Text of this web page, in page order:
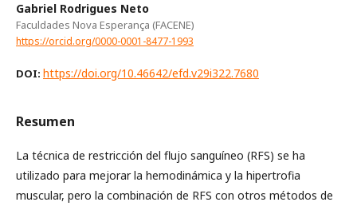
Gabriel Rodrigues Neto
Faculdades Nova Esperança (FACENE)
https://orcid.org/0000-0001-8477-1993
DOI: https://doi.org/10.46642/efd.v29i322.7680
Resumen
La técnica de restricción del flujo sanguíneo (RFS) se ha
utilizado para mejorar la hemodinámica y la hipertrofia
muscular, pero la combinación de RFS con otros métodos de